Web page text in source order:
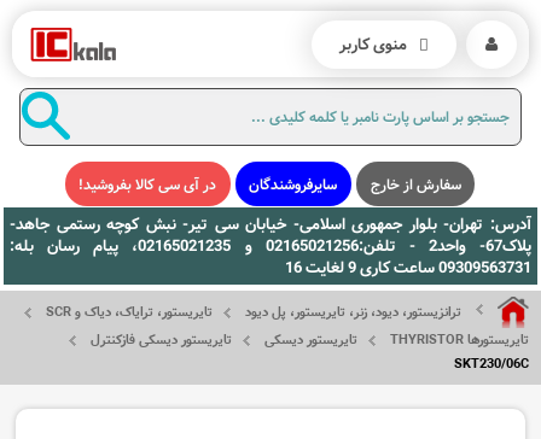
سفارش از خارج سایرفروشندگان در آی سی کالا بفروشید!
آدرس: تهران- بلوار جمهوری اسلامی- خیابان سی تیر- نبش کوچه رستمی جاهد-
پلاک67- واحد2 - تلفن:02165021256 و 02165021235، پیام رسان بله:
09309563731 ساعت کاری 9 لغایت 16
ترانزیستور، دیود، زنر، تایریستور، پل دیود
تایریستور، ترایاک، دیاک و SCR
تایریستورها THYRISTOR
تایریستور دیسکی
تایریستور دیسکی فازکنترل
SKT230/06C
منوی کاربر